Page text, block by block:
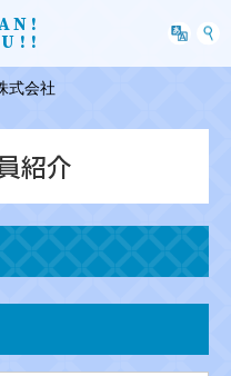
式会社
紹介